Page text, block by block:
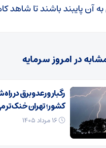
به آن پایبند باشند تا
در امروز سرمایه
رگبار و رعدوبرق در
کشور؛ تهران خنک‌تر